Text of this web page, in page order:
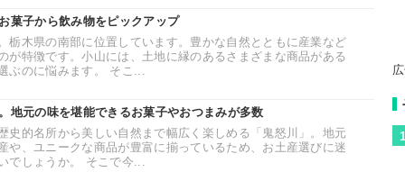
菓子から飲み物をピックアップ
栃木県の南部に位置しています。豊かな自然とともに産業など
が特徴です。小山には、土地に縁のあるさまざまな商品がある
ぶのに悩みます。 そこ...
地元の味を堪能できるお菓子やおつまみが多数
史的名所から美しい自然まで幅広く楽しめる「鬼怒川」。地元
や、ユニークな商品が豊富に揃っているため、お土産選びに迷
でしょうか。 そこで今...